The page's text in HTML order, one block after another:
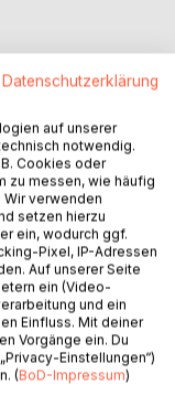
die Blumen?
es nicht
und Winter!
Datenschutzerklärung
auf unserer
notwendig.
Cookies oder
zu messen, wie häufig
verwenden
setzen hierzu
ein, wodurch ggf.
Pixel, IP-Adressen
Auf unserer Seite
ein (Video-
und ein
Einfluss. Mit deiner
Vorgänge ein. Du
Einstellungen“)
(BoD-Impressum)